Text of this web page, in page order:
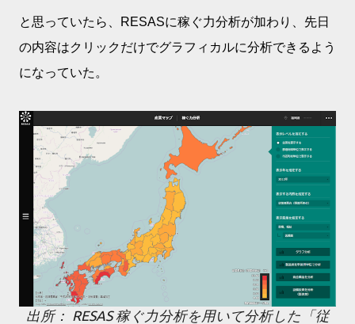
と思っていたら、RESASに稼ぐ力分析が加わり、先日
の内容はクリックだけでグラフィカルに分析できるよう
になっていた。
出所： RESAS 稼ぐ力分析を用いて分析した「従